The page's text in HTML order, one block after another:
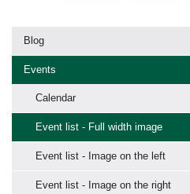
Blog
Events
Calendar
Event list - Full width image
Event list - Image on the left
Event list - Image on the right